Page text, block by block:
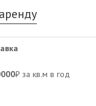
₽ за кв.м в год